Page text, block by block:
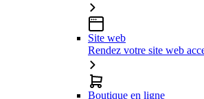
Site web
Rendez votre site web
Boutique en ligne